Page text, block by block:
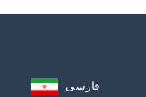
فارسی